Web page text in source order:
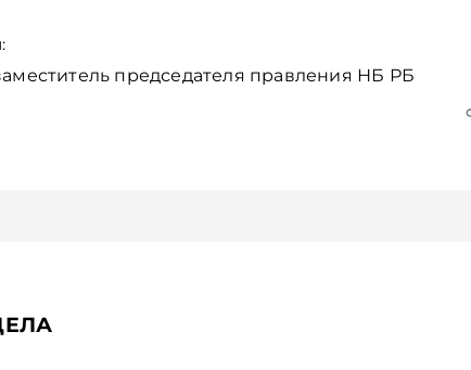
председателя правления НБ РБ